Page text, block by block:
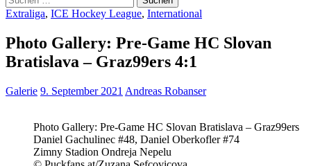
nach:
Extraliga, ICE Hockey League, International
Photo Gallery: Pre-Game HC Slovan
Bratislava – Graz99ers 4:1
Galerie 9. September 2021 Andreas Robanser
Photo Gallery: Pre-Game HC Slovan Bratislava – Graz99ers
Daniel Gachulinec #48, Daniel Oberkofler #74
Zimny Stadion Ondreja Nepelu